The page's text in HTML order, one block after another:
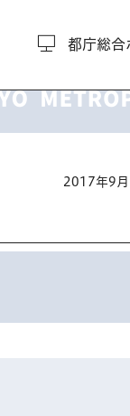
都庁総合
2017年9